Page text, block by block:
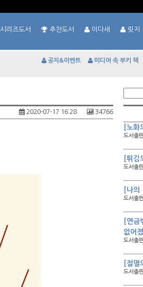
시리즈도서 추천도서 이다새 릿지
공지&이벤트 미디어 속 부키 책
34766
2020-07-17 16:28
[노화
도서출
[튀김
도서출
[나
도서출
[연
없어
도서출
[절
도서출